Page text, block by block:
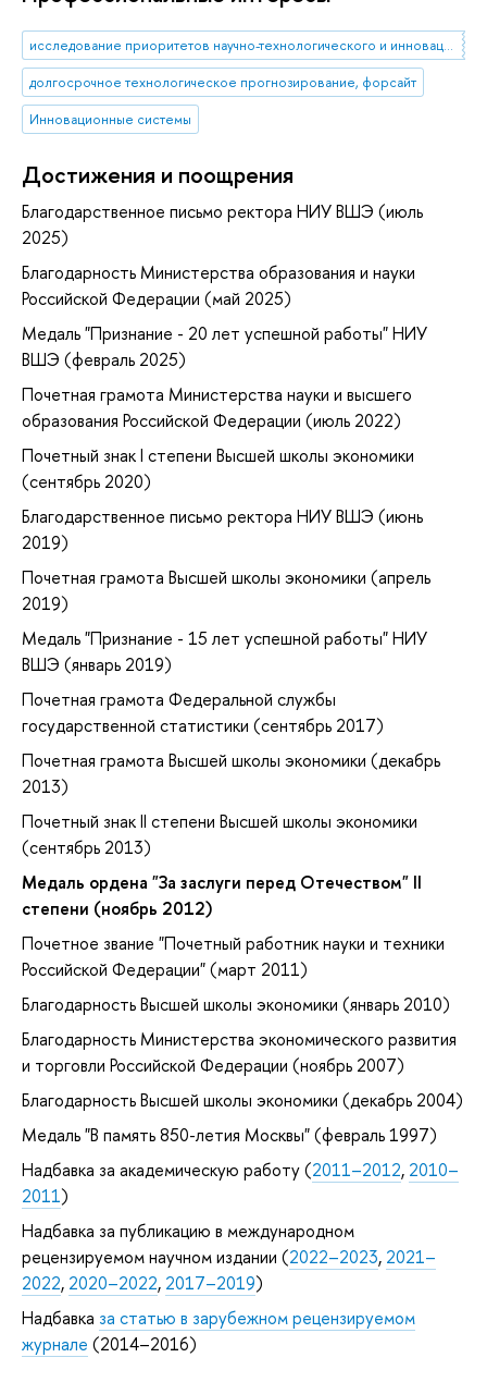
исследование приоритетов научно-технологического и инновационного развития
долгосрочное технологическое прогнозирование, форсайт
Инновационные системы
Достижения и поощрения
Благодарственное письмо ректора НИУ ВШЭ (июль
2025)
Благодарность Министерства образования и науки
Российской Федерации (май 2025)
Медаль "Признание - 20 лет успешной работы" НИУ
ВШЭ (февраль 2025)
Почетная грамота Министерства науки и высшего
образования Российской Федерации (июль 2022)
Почетный знак I степени Высшей школы экономики
(сентябрь 2020)
Благодарственное письмо ректора НИУ ВШЭ (июнь
2019)
Почетная грамота Высшей школы экономики (апрель
2019)
Медаль "Признание - 15 лет успешной работы" НИУ
ВШЭ (январь 2019)
Почетная грамота Федеральной службы
государственной статистики (сентябрь 2017)
Почетная грамота Высшей школы экономики (декабрь
2013)
Почетный знак II степени Высшей школы экономики
(сентябрь 2013)
Медаль ордена "За заслуги перед Отечеством" II
степени (ноябрь 2012)
Почетное звание "Почетный работник науки и техники
Российской Федерации" (март 2011)
Благодарность Высшей школы экономики (январь 2010)
Благодарность Министерства экономического развития
и торговли Российской Федерации (ноябрь 2007)
Благодарность Высшей школы экономики (декабрь 2004)
Медаль "В память 850-летия Москвы" (февраль 1997)
Надбавка за академическую работу (2011–2012, 2010–
2011)
Надбавка за публикацию в международном
рецензируемом научном издании (2022–2023, 2021–
2022, 2020–2022, 2017–2019)
Надбавка за статью в зарубежном рецензируемом
журнале (2014–2016)